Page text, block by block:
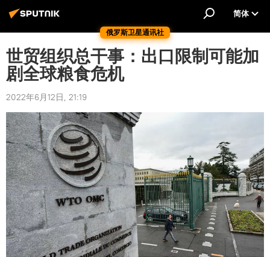
俄罗斯卫星通讯社
简体
世贸组织总干事：出口限制可能加
剧全球粮食危机
2022年6月12日, 21:19